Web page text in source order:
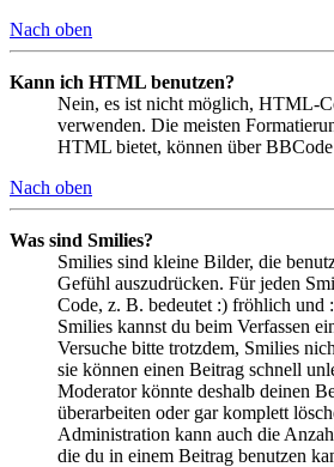
Nach oben
Kann ich HTML benutzen?
Nein, es ist nicht möglich, HTML-
verwenden. Die meisten
HTML bietet, können über
Nach oben
Was sind Smilies?
Smilies sind kleine Bilder, die
Gefühl auszudrücken. Für jeden
Code, z. B. bedeutet :) fröhlich und
Smilies kannst du beim Verfassen
Versuche bitte trotzdem, Smilies
sie können einen Beitrag schnell
Moderator könnte deshalb deinen
überarbeiten oder gar komplett
Administration kann auch die
die du in einem Beitrag benutzen